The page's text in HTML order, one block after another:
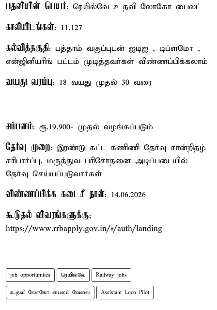
பதவியின் பெயர்: ரெயில்வே உதவி லோகோ பைலட்
காலியிடங்கள்: 11,127
கல்வித்தகுதி: பத்தாம் வகுப்புடன் ஐடிஐ , டிப்ளமோ ,
என்ஜினீயரிங் பட்டம் முடித்தவர்கள் விண்ணப்பிக்கலாம்
வயது வரம்பு: 18 வயது முதல் 30 வரை
சம்பளம்: ரூ.19,900- முதல் வழங்கப்படும்
தேர்வு முறை: இரண்டு கட்ட கணிணி தேர்வு சான்றிதழ்
சரிபார்ப்பு, மருத்துவ பரிசோதனை அடிப்படையில்
தேர்வு செய்யப்படுவார்கள்
விண்ணப்பிக்க கடைசி நாள்: 14.06.2026
கூடுதல் விவரங்களுக்கு;
https://www.rrbapply.gov.in/#/auth/landing
job opportunities ரெயில்வே Railway jobs
உதவி லோகோ பைலட் வேலை Assistant Loco Pilot